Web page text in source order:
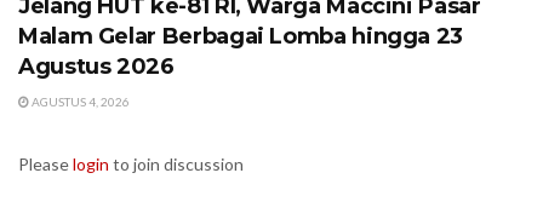
Jelang HUT ke-81 RI, Warga Maccini Pasar
Malam Gelar Berbagai Lomba hingga 23
Agustus 2026
AGUSTUS 4, 2026
Pleaselogin to join discussion